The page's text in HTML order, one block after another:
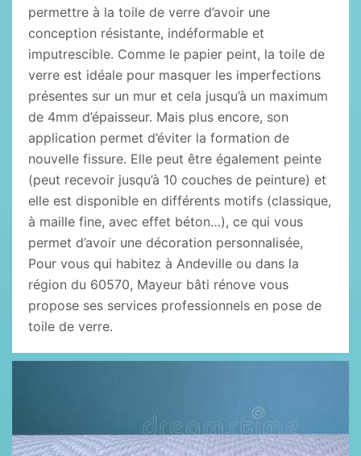
permettre à la toile de verre d’avoir une
conception résistante, indéformable et
imputrescible. Comme le papier peint, la toile de
verre est idéale pour masquer les imperfections
présentes sur un mur et cela jusqu’à un maximum
de 4mm d’épaisseur. Mais plus encore, son
application permet d’éviter la formation de
nouvelle fissure. Elle peut être également peinte
(peut recevoir jusqu’à 10 couches de peinture) et
elle est disponible en différents motifs (classique,
à maille fine, avec effet béton…), ce qui vous
permet d’avoir une décoration personnalisée,
Pour vous qui habitez à Andeville ou dans la
région du 60570, Mayeur bâti rénove vous
propose ses services professionnels en pose de
toile de verre.